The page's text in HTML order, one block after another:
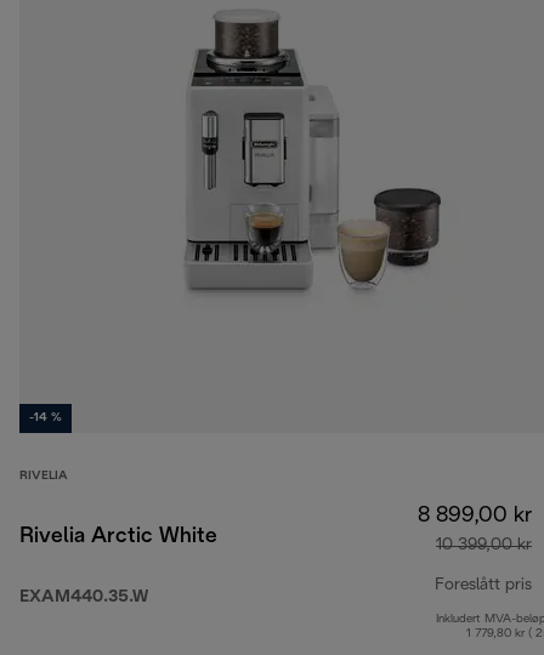
-14 %
RIVELIA
Rivelia Arctic White
EXAM440.35.W
8 899,00 kr
10 399,00 kr
Foreslått pris
Inkludert MVA-
1 779,80 kr (